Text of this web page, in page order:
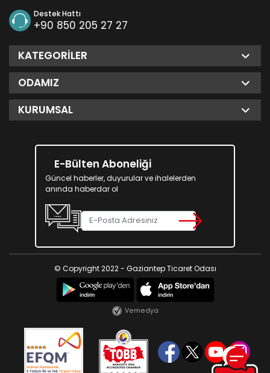
Destek Hattı
+90 850 205 27 27
KATEGORILER
ODAMIZ
KURUMSAL
E-Bülten Aboneliği
Güncel haberler, duyurular ve ihalelerden
anında haberdar ol
© Copyright 2022 - Gaziantep Ticaret Odası
Vemedya